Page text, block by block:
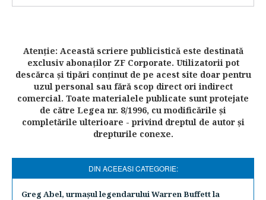
Atenţie: Această scriere publicistică este destinată
exclusiv abonaţilor ZF Corporate. Utilizatorii pot
descărca şi tipări conţinut de pe acest site doar pentru
uzul personal sau fără scop direct ori indirect
comercial. Toate materialele publicate sunt protejate
de către Legea nr. 8/1996, cu modificările şi
completările ulterioare - privind dreptul de autor şi
drepturile conexe.
DIN ACEEASI CATEGORIE:
Greg Abel, urmaşul legendarului Warren Buffett la